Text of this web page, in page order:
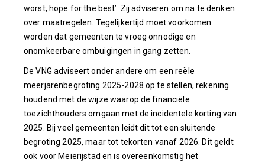
worst, hope for the best’. Zij adviseren om na te denken
over maatregelen. Tegelijkertijd moet voorkomen
worden dat gemeenten te vroeg onnodige en
onomkeerbare ombuigingen in gang zetten.
De VNG adviseert onder andere om een reële
meerjarenbegroting 2025-2028 op te stellen, rekening
houdend met de wijze waarop de financiële
toezichthouders omgaan met de incidentele korting van
2025. Bij veel gemeenten leidt dit tot een sluitende
begroting 2025, maar tot tekorten vanaf 2026. Dit geldt
ook voor Meierijstad en is overeenkomstig het